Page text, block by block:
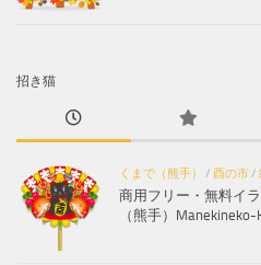
招き猫
くまで（熊手） / 酉の市 /
商用フリー・無料イ
（熊手）